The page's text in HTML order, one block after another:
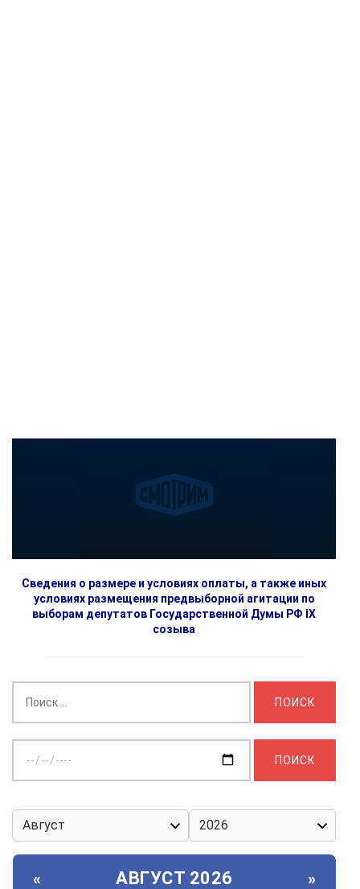
Сведения о размере и условиях оплаты, а также иных
условиях размещения предвыборной агитации по
выборам депутатов Государственной Думы РФ IX
созыва
дату:
« АВГУСТ 2026 »